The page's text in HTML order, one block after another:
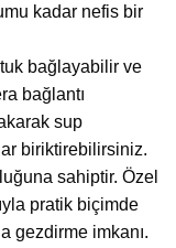
kadar nefis bir
bağlayabilir ve
bağlantı
sup
biriktirebilirsiniz.
sahiptir. Özel
pratik biçimde
gezdirme imkanı.